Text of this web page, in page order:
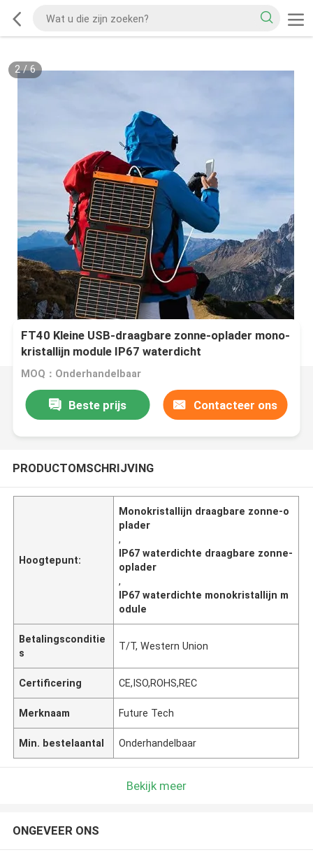
2/6
FT40 Kleine USB-draagbare zonne-oplader mono-
kristallijn module IP67 waterdicht
MOQ：Onderhandelbaar
Beste prijs Contacteer ons
PRODUCTOMSCHRIJVING
Hoogtepunt:
Monokristallijn draagbare zonne-o
plader
,
IP67 waterdichte draagbare zonne-
oplader
,
IP67 waterdichte monokristallijn m
odule
Betalingsconditie
s
T/T, Western Union
Certificering CE,ISO,ROHS,REC
Merknaam Future Tech
Min. bestelaantal Onderhandelbaar
Bekijk meer
ONGEVEER ONS